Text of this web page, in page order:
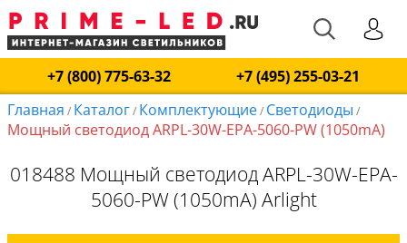
+7 (800) 775-63-32
+7 (495) 255-03-21
Главная / Каталог/ Комплектующие/ Светодиоды /
Мощный светодиод ARPL-30W-EPA-5060-PW (1050mA)
018488 Мощный светодиод ARPL-30W-EPA-
5060-PW (1050mA) Arlight